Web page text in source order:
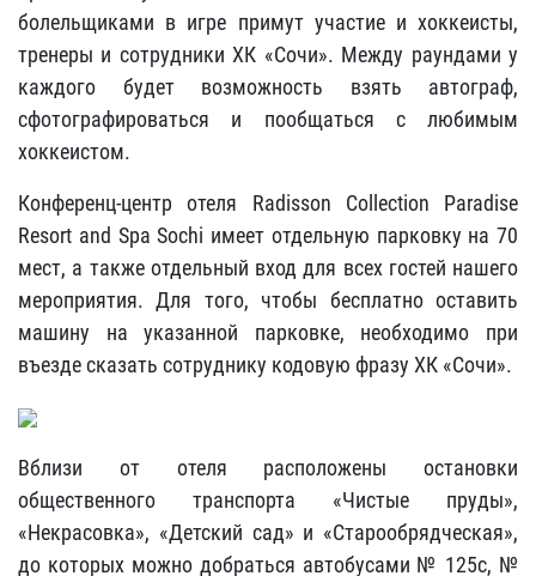
болельщиками в игре примут участие и хоккеисты,
тренеры и сотрудники ХК «Сочи». Между раундами у
каждого будет возможность взять автограф,
сфотографироваться и пообщаться с любимым
хоккеистом.
Конференц-центр отеля Radisson Collection Paradise
Resort and Spa Sochi имеет отдельную парковку на 70
мест, а также отдельный вход для всех гостей нашего
мероприятия. Для того, чтобы бесплатно оставить
машину на указанной парковке, необходимо при
въезде сказать сотруднику кодовую фразу ХК «Сочи».
Вблизи от отеля расположены остановки
общественного транспорта «Чистые пруды»,
«Некрасовка», «Детский сад» и «Старообрядческая»,
до которых можно добраться автобусами № 125с, №